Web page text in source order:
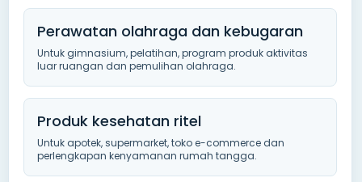
Perawatan olahraga dan kebugaran
Untuk gimnasium, pelatihan, program produk aktivitas
luar ruangan dan pemulihan olahraga.
Produk kesehatan ritel
Untuk apotek, supermarket, toko e-commerce dan
perlengkapan kenyamanan rumah tangga.